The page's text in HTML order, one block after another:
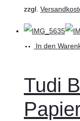
zzgl.
In den
Tudi